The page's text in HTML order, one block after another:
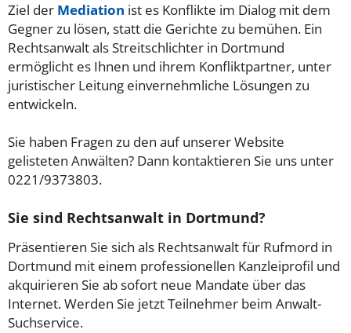
Ziel der Mediation ist es Konflikte im Dialog mit dem
Gegner zu lösen, statt die Gerichte zu bemühen. Ein
Rechtsanwalt als Streitschlichter in Dortmund
ermöglicht es Ihnen und ihrem Konfliktpartner, unter
juristischer Leitung einvernehmliche Lösungen zu
entwickeln.
Sie haben Fragen zu den auf unserer Website
gelisteten Anwälten? Dann kontaktieren Sie uns unter
0221/9373803.
Sie sind Rechtsanwalt in Dortmund?
Präsentieren Sie sich als Rechtsanwalt für Rufmord in
Dortmund mit einem professionellen Kanzleiprofil und
akquirieren Sie ab sofort neue Mandate über das
Internet. Werden Sie jetzt Teilnehmer beim Anwalt-
Suchservice.